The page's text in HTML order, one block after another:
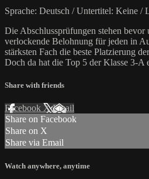
Sprache: Deutsch / Untertitel: Keine /
Die Abschlussprüfungen stehen bevor
verlockende Belohnung für jeden in
stärksten Fach die beste Platzierung
Doch da hat die Top 5 der Klasse 3-A
Share with friends
Facebook XEmail
Share on Facebook
Share on X
Share via Email
Watch anywhere, anytime